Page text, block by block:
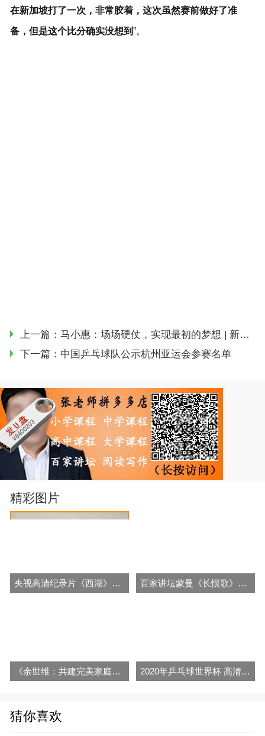
在新加坡打了一次，非常胶着，这次虽然赛前做好了准
备，但是这个比分确实没想到”。
上一篇： ​马小惠：场场硬仗，实现最初的梦想 | 新面孔
下一篇： 中国乒乓球队公示杭州亚运会参赛名单
精彩图片
央视高清纪录片《西湖》视频合集百度网盘下载 百家讲坛蒙曼《长恨歌》视频和音频全集百度网盘下载
《余世维：共建完美家庭》视频全集百度网盘百度云下载 2020年乒乓球世界杯 高清视频合集64G U盘 百度网盘
猜你喜欢